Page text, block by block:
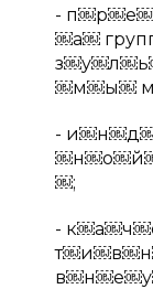
-
￼а￼
￼м￼ы￼
-
￼;
-